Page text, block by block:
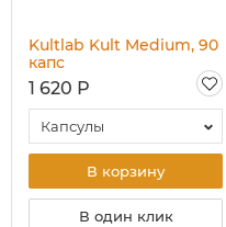
Kultlab Kult Medium, 90
капс
1 620 Р
Капсулы
В корзину
В один клик